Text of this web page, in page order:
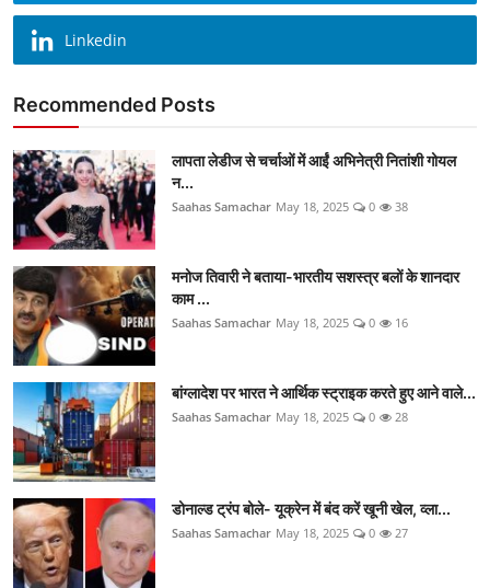
Linkedin
Recommended Posts
लापता लेडीज से चर्चाओं में आईं अभिनेत्री नितांशी गोयल
न...
Saahas Samachar May 18, 2025 0 38
मनोज तिवारी ने बताया-भारतीय सशस्त्र बलों के शानदार
काम ...
Saahas Samachar May 18, 2025 0 16
बांग्लादेश पर भारत ने आर्थिक स्ट्राइक करते हुए आने वाले...
Saahas Samachar May 18, 2025 0 28
डोनाल्ड ट्रंप बोले- यूक्रेन में बंद करें खूनी खेल, व्ला...
Saahas Samachar May 18, 2025 0 27